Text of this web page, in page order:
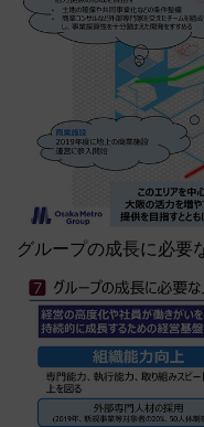
グループの成長に必要